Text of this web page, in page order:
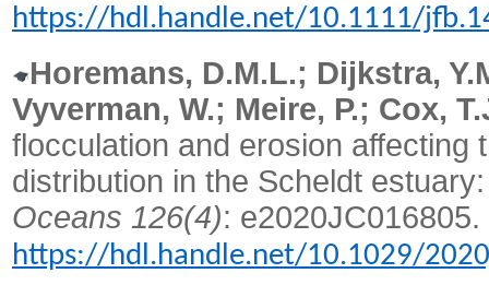
https://hdl.handle.net/10.1111/
Horemans, D.M.L.; Dijkstra,
Vyverman, W.; Meire, P.; Cox,
flocculation and erosion affecting
distribution in the Scheldt
Oceans 126(4): e2020JC016805.
https://hdl.handle.net/10.1029/